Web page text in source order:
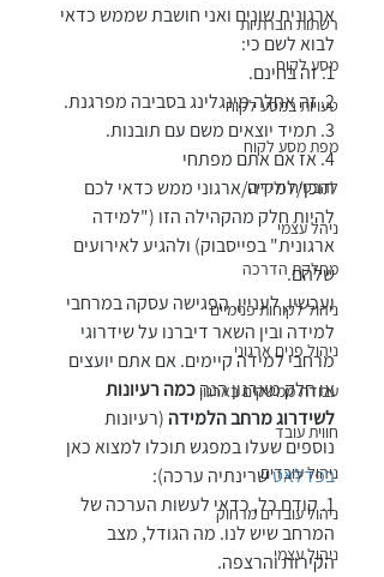
רשתות חברתיות
מסע לקוח
טעויות במסע לקוח
מפת מסע לקוח
להבטיח ולקיים
ניהל עצמי
מחלקת הדרכה
ניהול לקוחות פנימיים
ניהול פנים ארגוני
עבודת ממשקים בארגון
חווית עובד
ניהול עובדים
ניהול עובדים מרחוק
ניהול עצמי
ארגונית שונים ואני חושבת שממש כדאי
לבוא לשם כי:
1. זה בחינם.
2. זה אחלה מינגלינג בסביבה מפרגנת.
3. תמיד יוצאים משם עם תובנות.
4. אז אם אתם מפתחי
תוכן/למידה/ארגוני ממש כדאי לכם
להיות חלק מהקהילה הזו ("למידה
ארגונית" בפייסבוק) ולהגיע לאירועים
שלהם.
ועכשיו, לעניין. הפגישה עסקה במרחבי
למידה ובין השאר דיברנו על שידרוגי
מרחבי למידה קיימים. אם אתם יועצים
או חלק מארגון הנה כמה רעיונות
לשידרוג מרחב הלמידה (רעיונות
נוספים שעלו במפגש תוכלו למצוא כאן
בפדלאט שרינתיה ערכה):
1. קודם כל, כדאי לעשות הערכה של
המרחב שיש לנו. מה הגודל, מצב
הקירות והרצפה.